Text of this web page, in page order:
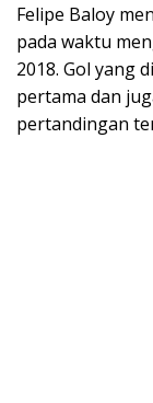
Felipe Baloy
pada waktu
2018. Gol yang
pertama dan
pertandingan